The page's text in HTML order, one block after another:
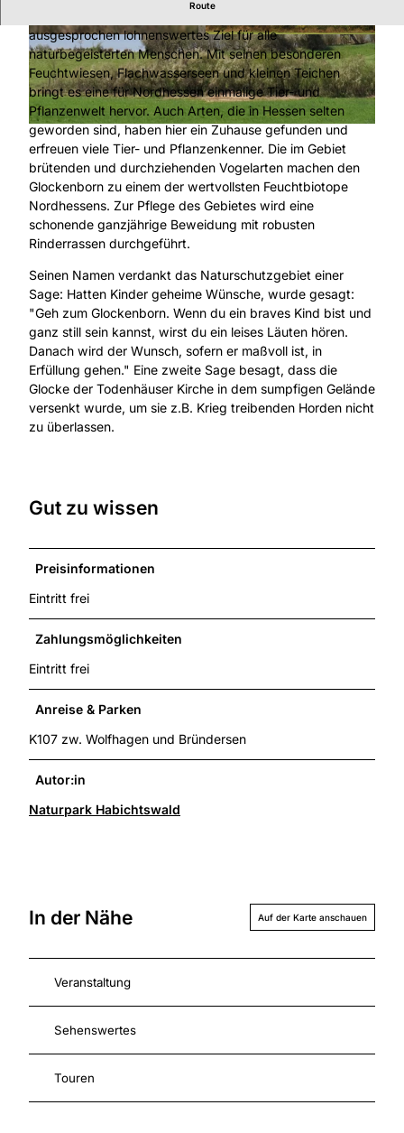
© Naturpark Habichtswald, Johannes Brenner |CC-BY
© Naturpark Habichtswald, Johannes Brenner |
CC-BY-SA
© Naturpark Habichtswald, Johannes Brenner |
CC-BY
Route
ausgesprochen lohnenswertes Ziel für alle
naturbegeisterten Menschen. Mit seinen besonderen
Feuchtwiesen, Flachwasserseen und kleinen Teichen
bringt es eine für Nordhessen einmalige Tier- und
Pflanzenwelt hervor. Auch Arten, die in Hessen selten
geworden sind, haben hier ein Zuhause gefunden und
erfreuen viele Tier- und Pflanzenkenner. Die im Gebiet
brütenden und durchziehenden Vogelarten machen den
Glockenborn zu einem der wertvollsten Feuchtbiotope
Nordhessens. Zur Pflege des Gebietes wird eine
schonende ganzjährige Beweidung mit robusten
Rinderrassen durchgeführt.
Seinen Namen verdankt das Naturschutzgebiet einer
Sage: Hatten Kinder geheime Wünsche, wurde gesagt:
"Geh zum Glockenborn. Wenn du ein braves Kind bist und
ganz still sein kannst, wirst du ein leises Läuten hören.
Danach wird der Wunsch, sofern er maßvoll ist, in
Erfüllung gehen." Eine zweite Sage besagt, dass die
Glocke der Todenhäuser Kirche in dem sumpfigen Gelände
versenkt wurde, um sie z.B. Krieg treibenden Horden nicht
zu überlassen.
Gut zu wissen
Preisinformationen
Eintritt frei
Zahlungsmöglichkeiten
Eintritt frei
Anreise & Parken
K107 zw. Wolfhagen und Bründersen
Autor:in
Naturpark Habichtswald
In der Nähe Auf der Karte anschauen
Veranstaltung
Sehenswertes
Touren